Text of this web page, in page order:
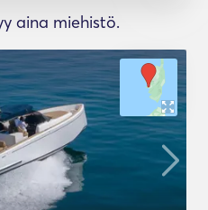
aina miehistö.